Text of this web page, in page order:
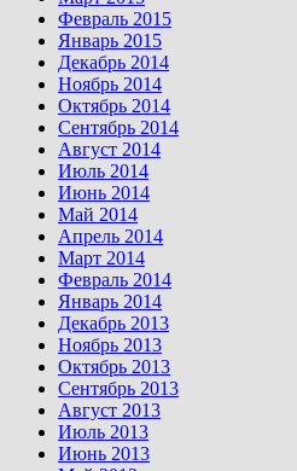
Февраль 2015
Январь 2015
Декабрь 2014
Ноябрь 2014
Октябрь 2014
Сентябрь 2014
Август 2014
Июль 2014
Июнь 2014
Май 2014
Апрель 2014
Март 2014
Февраль 2014
Январь 2014
Декабрь 2013
Ноябрь 2013
Октябрь 2013
Сентябрь 2013
Август 2013
Июль 2013
Июнь 2013